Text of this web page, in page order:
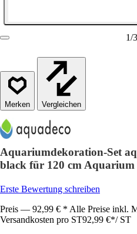
1/3
Vergleichen
Aquariumdekoration-Set
black für 120 cm Aquarium
Erste Bewertung schreiben
Preis — 92,99 € * Alle Preise inkl.
Versandkosten pro ST92,99 €*/ ST